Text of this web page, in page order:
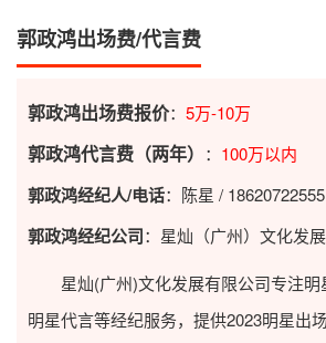
郭政鸿出场费/代言费
郭政鸿出场费报价： 5万-10万
郭政鸿代言费（两年） ： 100万以内
郭政鸿经纪人/电话：陈星 / 18620722555
郭政鸿经纪公司：星灿（广州）文化发
星灿(广州)文化发展有限公司专注明
明星代言等经纪服务，提供2023明星出